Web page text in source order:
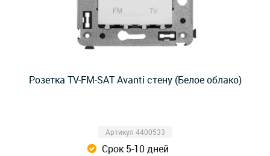
Розетка TV-FM-SAT Avanti стену (Белое облако)
Артикул 4400533
Срок 5-10 дней